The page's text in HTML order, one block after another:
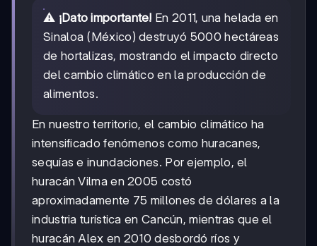
⚠️ ¡Dato importante! En 2011, una helada en
Sinaloa (México) destruyó 5000 hectáreas
de hortalizas, mostrando el impacto directo
del cambio climático en la producción de
alimentos.
En nuestro territorio, el cambio climático ha
intensificado fenómenos como huracanes,
sequías e inundaciones. Por ejemplo, el
huracán Vilma en 2005 costó
aproximadamente 75 millones de dólares a la
industria turística en Cancún, mientras que el
huracán Alex en 2010 desbordó ríos y